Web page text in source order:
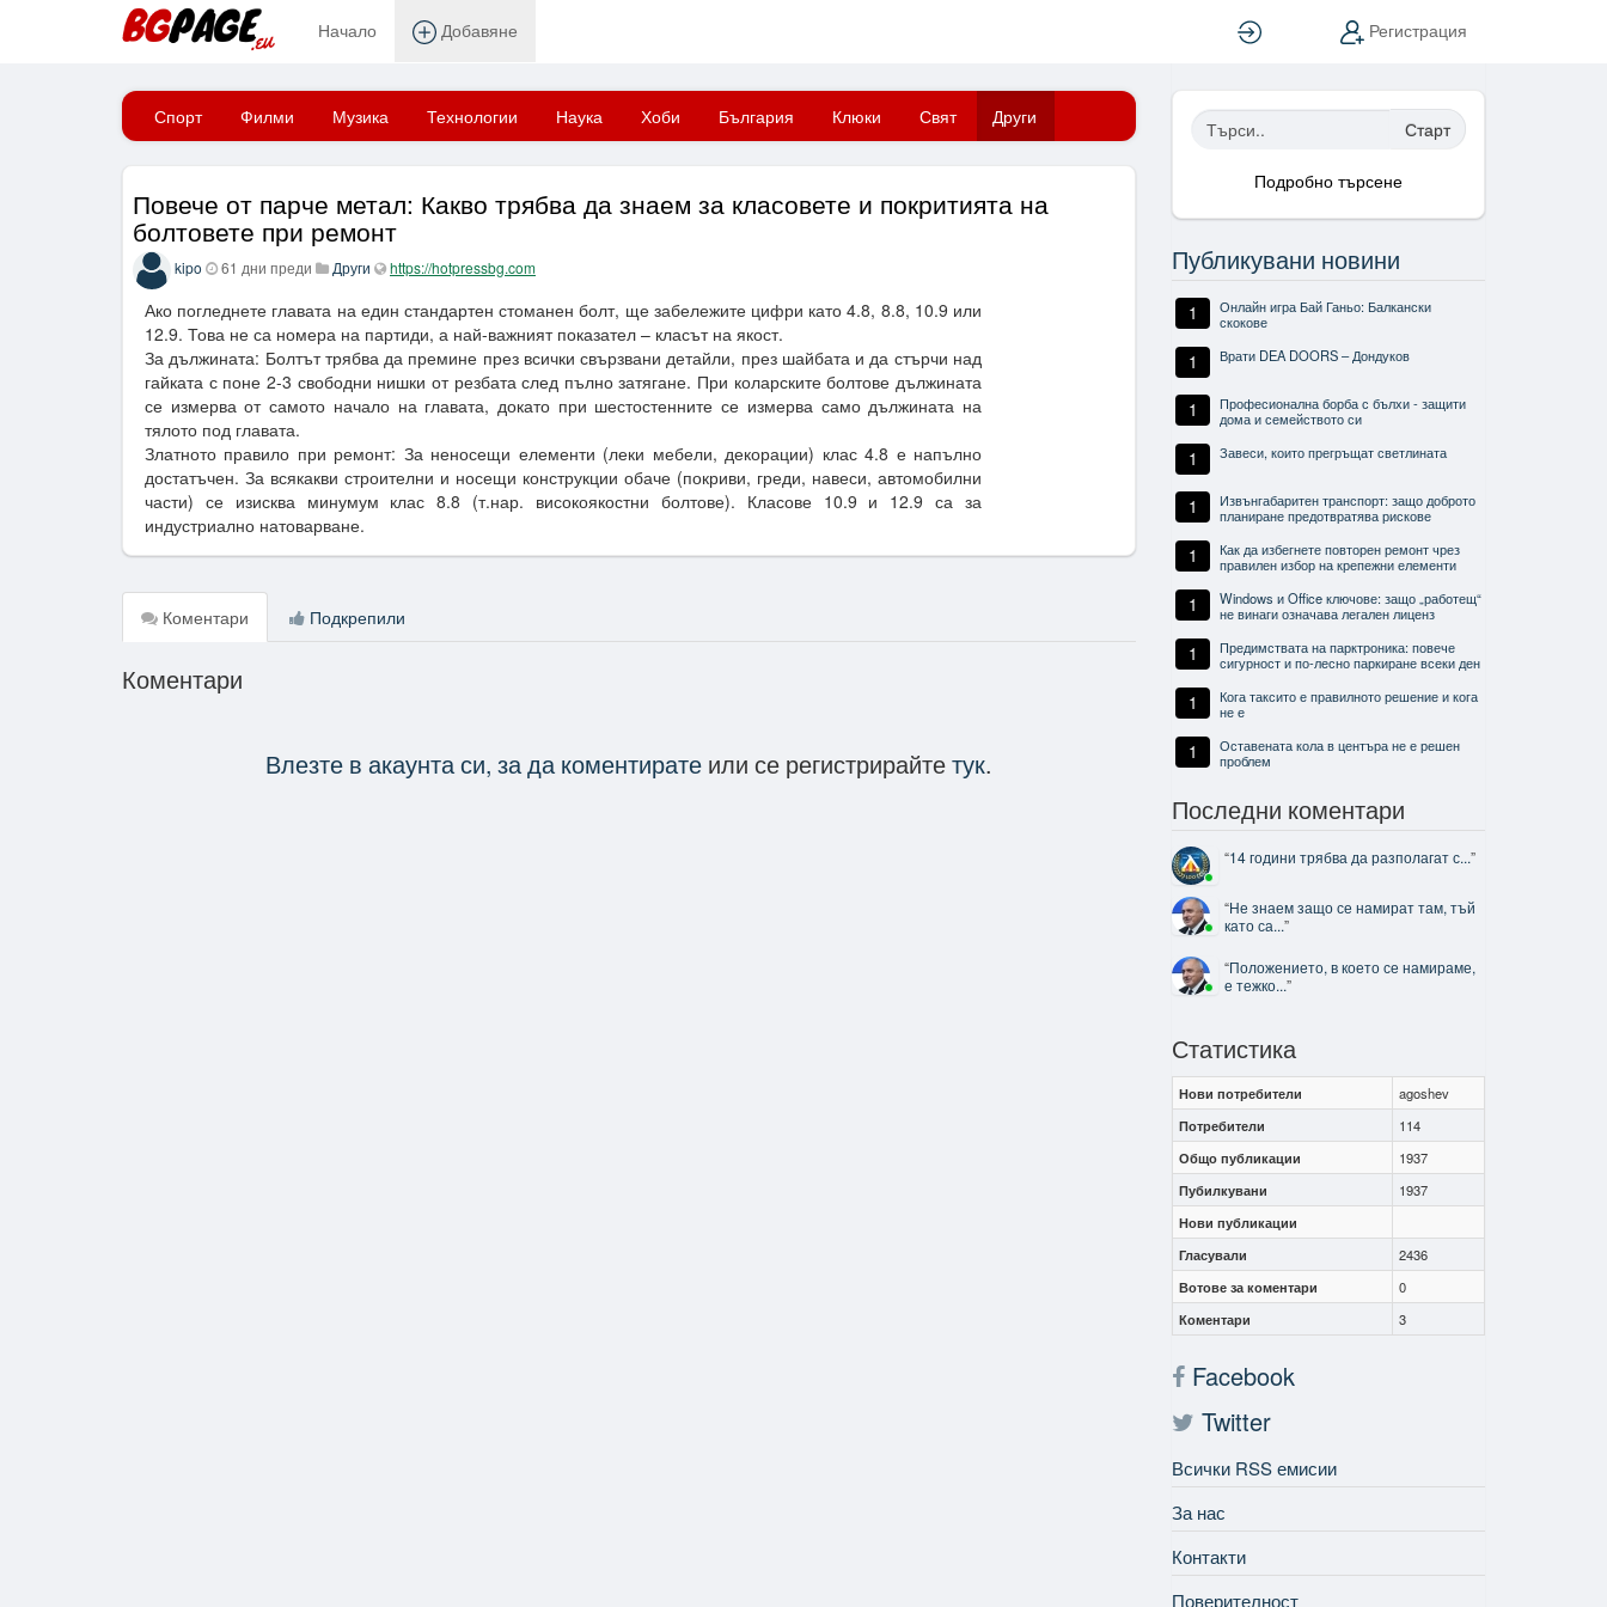
Начало Регистрация
Добавяне
Начало
Спорт Филми Музика Технологии Наука Хоби България Клюки Свят Други
Повече от парче метал: Какво трябва да знаем за класовете и покритията на
болтовете при ремонт
kipo 61 дни преди Други https://hotpressbg.com
Ако погледнете главата на един стандартен стоманен болт, ще забележите цифри като 4.8, 8.8, 10.9 или
12.9. Това не са номера на партиди, а най-важният показател – класът на якост.
За дължината: Болтът трябва да премине през всички свързвани детайли, през шайбата и да стърчи над
гайката с поне 2-3 свободни нишки от резбата след пълно затягане. При коларските болтове дължината
се измерва от самото начало на главата, докато при шестостенните се измерва само дължината на
тялото под главата.
Златното правило при ремонт: За неносещи елементи (леки мебели, декорации) клас 4.8 е напълно
достатъчен. За всякакви строителни и носещи конструкции обаче (покриви, греди, навеси, автомобилни
части) се изисква минумум клас 8.8 (т.нар. високоякостни болтове). Класове 10.9 и 12.9 са за
индустриално натоварване.
Коментари Подкрепили
Коментари
Влезте в акаунта си, за да коментирате или се регистрирайтетук.
Старт
Подробно търсене
Публикувани новини
1
Онлайн игра Бай Ганьо: Балкански
скокове
1 Врати DEA DOORS – Дондуков
1
Професионална борба с бълхи - защити
дома и семейството си
1 Завеси, които прегръщат светлината
1
Извънгабаритен транспорт: защо доброто
планиране предотвратява рискове
1
Как да избегнете повторен ремонт чрез
правилен избор на крепежни елементи
1
Windows и Office ключове: защо „работещ“
не винаги означава легален лиценз
1
Предимствата на парктроника: повече
сигурност и по-лесно паркиране всеки ден
1
Кога таксито е правилното решение и кога
не е
1
Оставената кола в центъра не е решен
проблем
Последни коментари
“14 години трябва да разполагат с...”
“Не знаем защо се намират там, тъй
като са...”
“Положението, в което се намираме,
е тежко...”
Статистика
Нови потребители
agoshev
Потребители
114
Общо публикации
1937
Пубилкувани
1937
Нови публикации
Гласували
2436
Вотове за коментари
0
Коментари
3
Facebook
Twitter
Всички RSS емисии
За нас
Контакти
Поверителност